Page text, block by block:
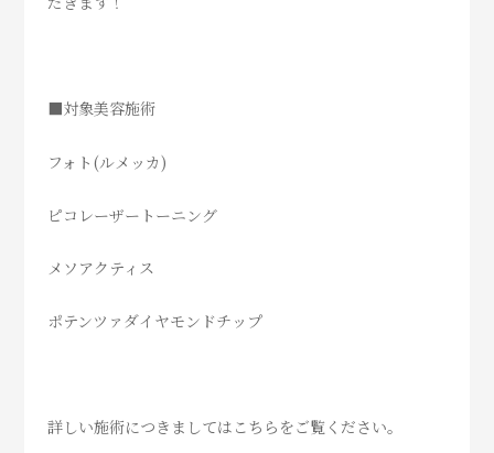
■対象美容施術
フォト(ルメッカ)
ピコレーザートーニング
メソアクティス
ポテンツァダイヤモンドチップ
詳しい施術につきましてはこちらをご覧ください。